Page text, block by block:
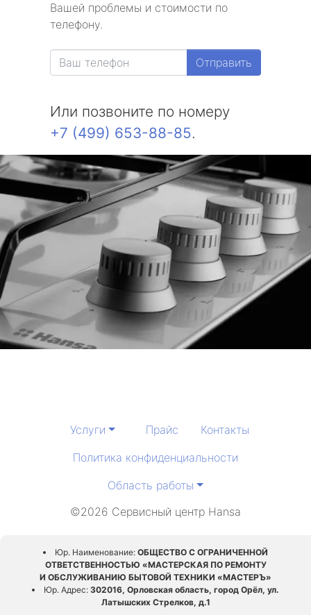
Вашей проблемы и стоимости по
телефону.
Отправить
Или позвоните по номеру
+7 (499) 653-88-85.
Услуги Прайс
Контакты
Политика конфиденциальности
Область работы
©2026 Сервисный центр Hansa
Юр. Наименование: ОБЩЕСТВО С ОГРАНИЧЕННОЙ
ОТВЕТСТВЕННОСТЬЮ «МАСТЕРСКАЯ ПО РЕМОНТУ
И ОБСЛУЖИВАНИЮ БЫТОВОЙ ТЕХНИКИ «МАСТЕРЪ»
Юр. Адрес: 302016, Орловская область, город Орёл, ул.
Латышских Стрелков, д.1